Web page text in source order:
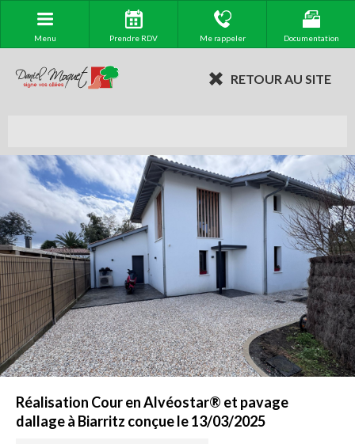
Menu Prendre RDV Me rappeler Documentation
RETOUR AU SITE
Réalisation Cour en Alvéostar® et pavage
dallage à Biarritz conçue le 13/03/2025